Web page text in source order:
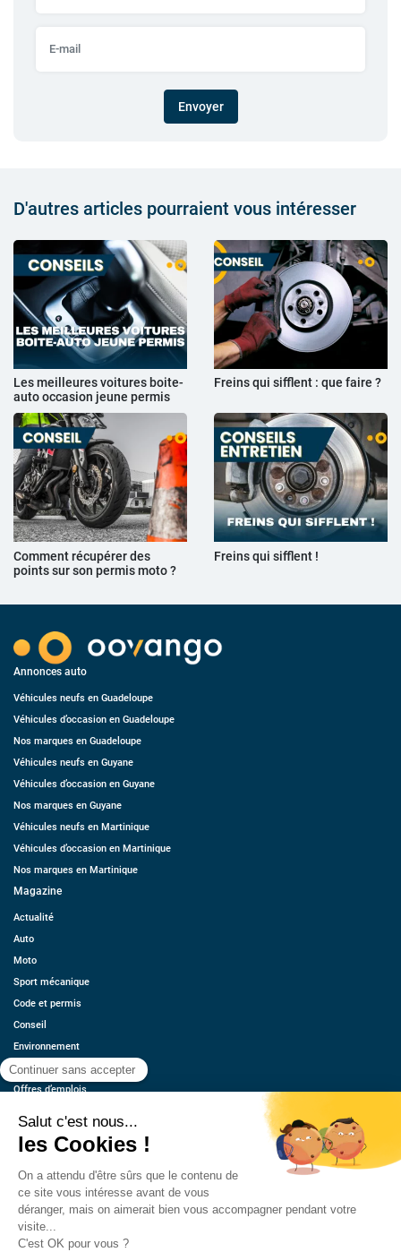
Envoyer
D'autres articles pourraient vous intéresser
Les meilleures voitures boite-
auto occasion jeune permis
Freins qui sifflent : que faire ?
Comment récupérer des
points sur son permis moto ?
Freins qui sifflent !
Annonces auto
Véhicules neufs en Guadeloupe
Véhicules d’occasion en Guadeloupe
Nos marques en Guadeloupe
Véhicules neufs en Guyane
Véhicules d’occasion en Guyane
Nos marques en Guyane
Véhicules neufs en Martinique
Véhicules d’occasion en Martinique
Nos marques en Martinique
Magazine
Actualité
Auto
Moto
Sport mécanique
Code et permis
Conseil
Environnement
Économie
Offres d’emplois
Contact
Estimez votre voiture
Mentions légales
CGU